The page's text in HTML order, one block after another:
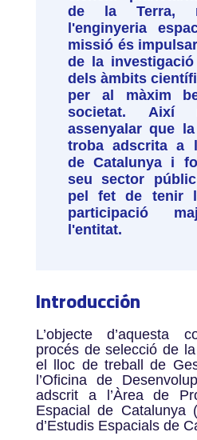
de la Terra,
l'enginyeria
missió és
de la
dels àmbits
per al màxim
societat. Així
assenyalar que
troba adscrita a
de Catalunya i
seu sector
pel fet de tenir
participació
l'entitat.
Introducción
L’objecte d’aquesta
procés de selecció de
el lloc de treball de
l’Oficina de
adscrit a l’Àrea de
Espacial de Catalunya
d’Estudis Espacials de